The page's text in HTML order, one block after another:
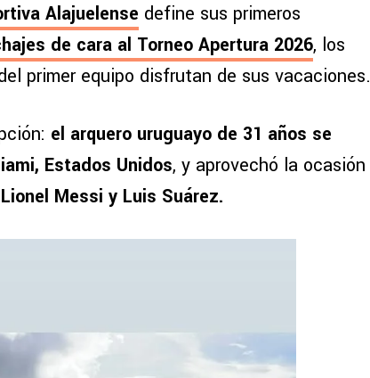
Alajuelense define sus primeros
de cara al Torneo Apertura 2026, los
primer equipo disfrutan de sus vacaciones.
el arquero uruguayo de 31 años se
Estados Unidos, y aprovechó la ocasión
Messi y Luis Suárez.